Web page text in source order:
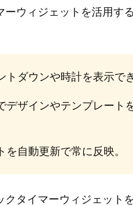
ウィジェットを活用す
ダウンや時計を表示でき
デザインやテンプレート
自動更新で常に反映。
タイマーウィジェット